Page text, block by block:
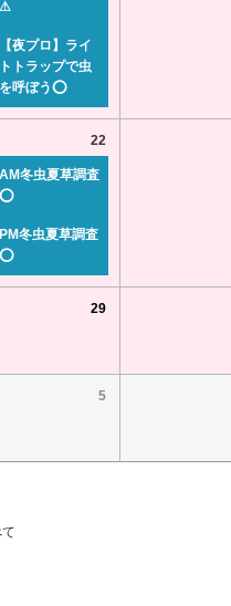
⚠
【夜プロ】ライ
トトラップで虫
を呼ぼう⭕
22
AM冬虫夏草調査
⭕
PM冬虫夏草調査
⭕
29
5